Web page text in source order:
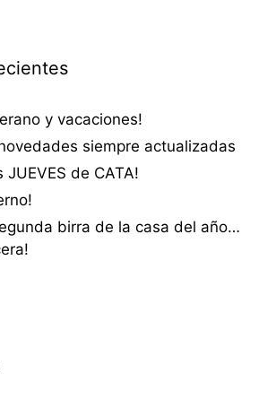
y vacaciones!
siempre actualizadas
JUEVES de CATA!
birra de la casa del año…